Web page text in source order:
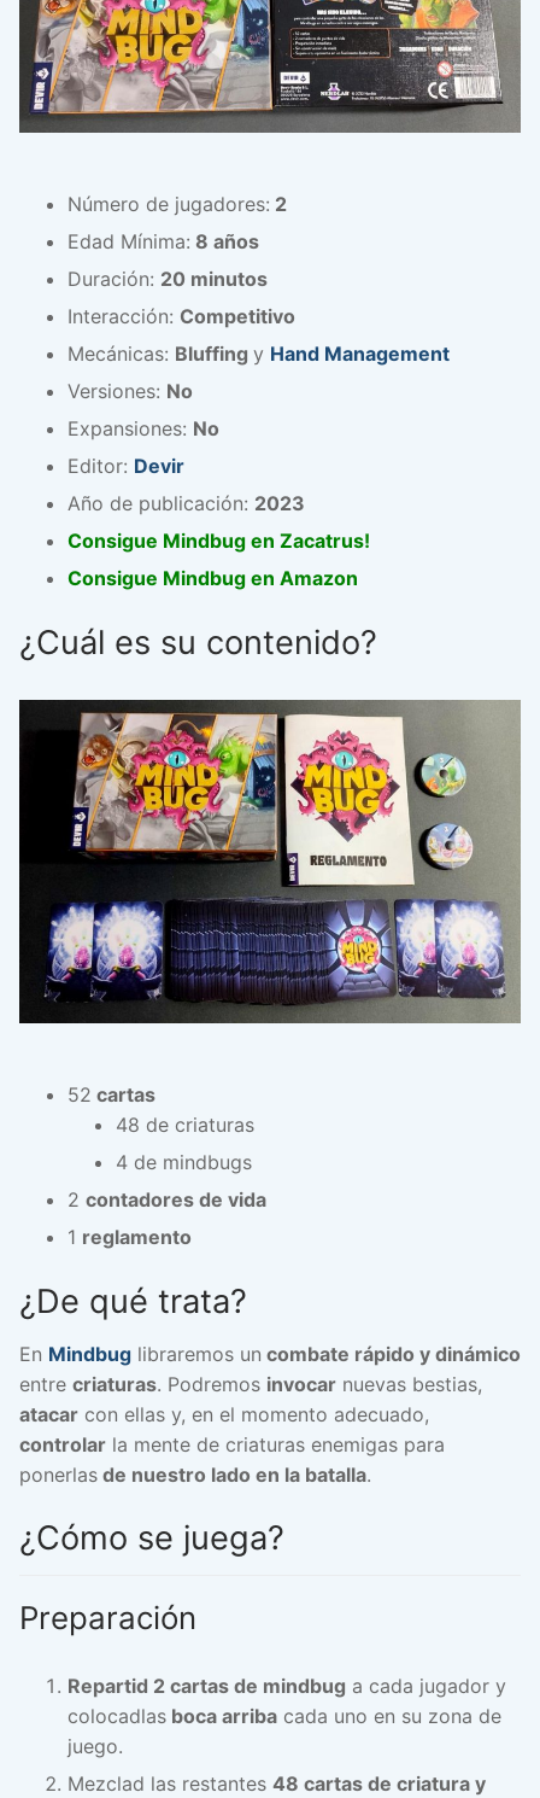
Número de jugadores: 2
Edad Mínima: 8 años
Duración: 20 minutos
Interacción: Competitivo
Mecánicas: Bluffing y Hand Management
Versiones: No
Expansiones: No
Editor: Devir
Año de publicación: 2023
Consigue Mindbug en Zacatrus!
Consigue Mindbug en Amazon
¿Cuál es su contenido?
52 cartas
48 de criaturas
4 de mindbugs
2 contadores de vida
1 reglamento
¿De qué trata?
En Mindbug libraremos un combate rápido y dinámico
entre criaturas. Podremos invocar nuevas bestias,
atacar con ellas y, en el momento adecuado,
controlar la mente de criaturas enemigas para
ponerlas de nuestro lado en la batalla.
¿Cómo se juega?
Preparación
Repartid 2 cartas de mindbug a cada jugador y
colocadlas boca arriba cada uno en su zona de
juego.
Mezclad las restantes 48 cartas de criatura y